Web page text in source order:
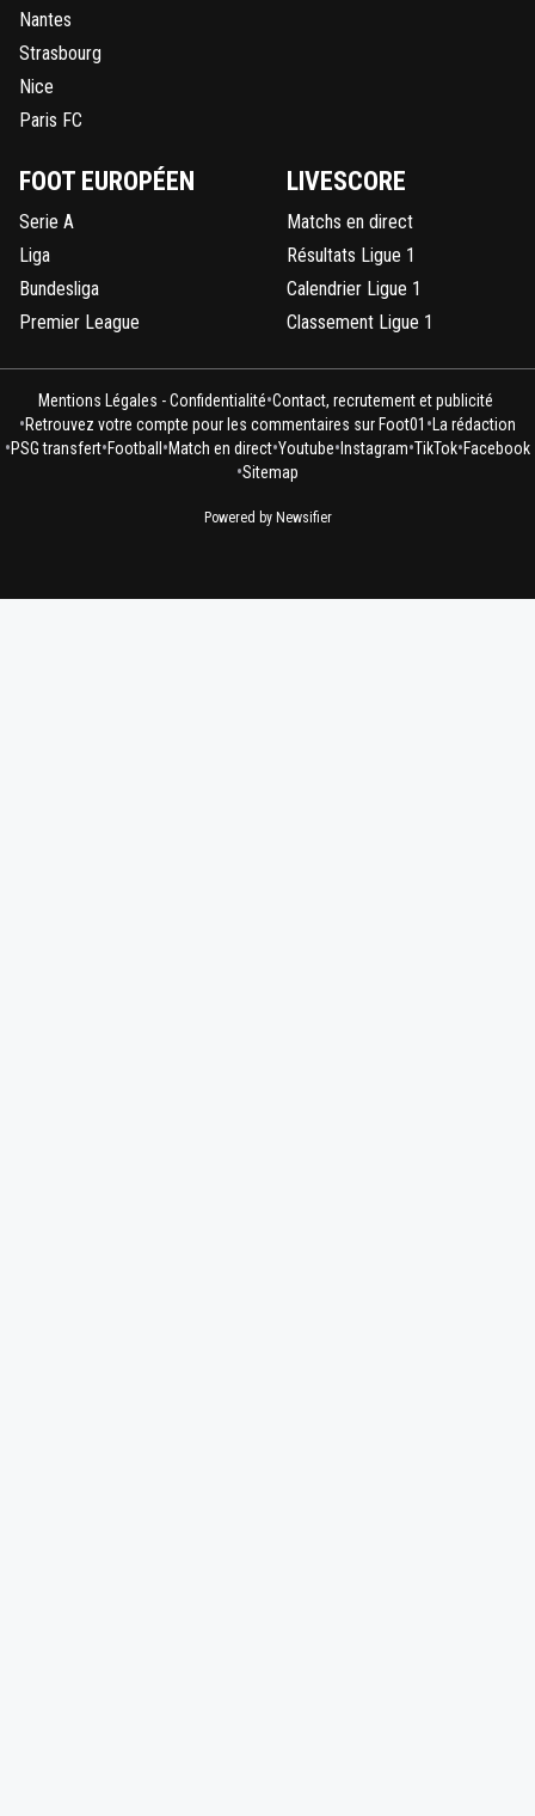
Nantes
Strasbourg
Nice
Paris FC
FOOT EUROPÉEN
Serie A
Liga
Bundesliga
Premier League
LIVESCORE
Matchs en direct
Résultats Ligue 1
Calendrier Ligue 1
Classement Ligue 1
Mentions Légales - Confidentialité•Contact, recrutement et publicité
•Retrouvez votre compte pour les commentaires sur Foot01 •La rédaction
•PSG transfert•Football •Match en direct•Youtube• Instagram•TikTok•Facebook
•Sitemap
Powered by Newsifier